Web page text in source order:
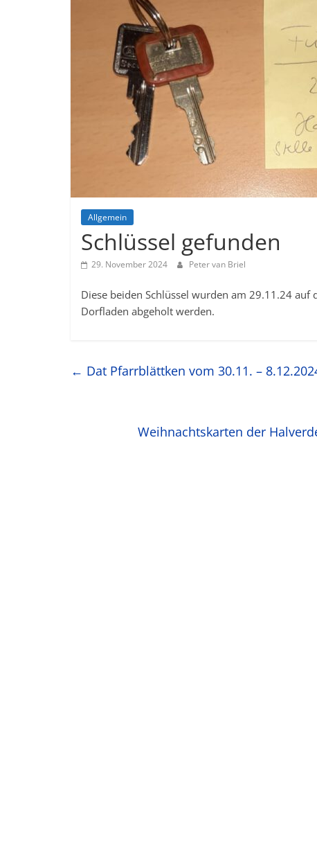
Allgemein
Schlüssel gefunden
29. November 2024 Peter van Briel
Diese beiden Schlüssel wurden am 29.11.24
Dorfladen abgeholt werden.
← Dat Pfarrblättken vom 30.11. –
Weihnachtskarten der